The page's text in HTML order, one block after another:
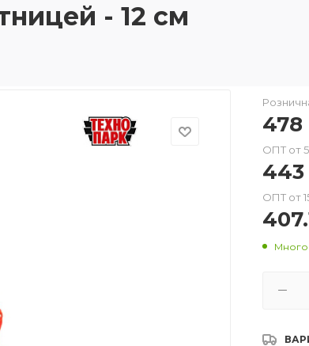
- 12 см
478
ОПТ от 5
443
ОПТ от
Много